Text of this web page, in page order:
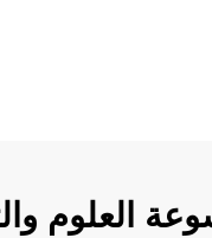
العلوم